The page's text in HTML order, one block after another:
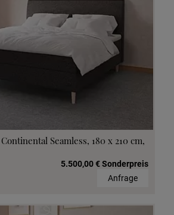
Seamless, 180 x 210 cm,
5.500,00 € Sonderpreis
Anfrage